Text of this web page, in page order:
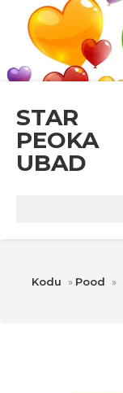
STAR
PEOKA
UBAD
Kodu » Pood »